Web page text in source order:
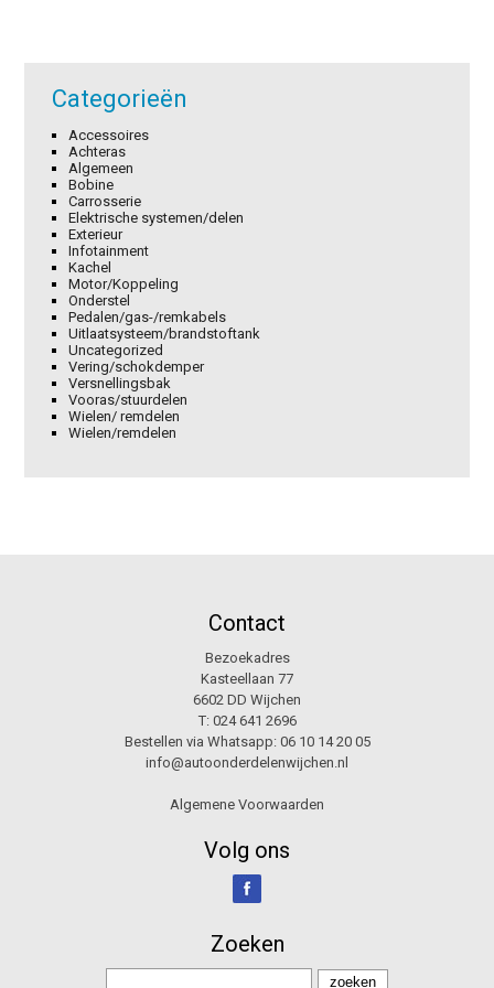
Categorieën
Accessoires
Achteras
Algemeen
Bobine
Carrosserie
Elektrische systemen/delen
Exterieur
Infotainment
Kachel
Motor/Koppeling
Onderstel
Pedalen/gas-/remkabels
Uitlaatsysteem/brandstoftank
Uncategorized
Vering/schokdemper
Versnellingsbak
Vooras/stuurdelen
Wielen/ remdelen
Wielen/remdelen
Contact
Bezoekadres
Kasteellaan 77
6602 DD Wijchen
T: 024 641 2696
Bestellen via Whatsapp: 06 10 14 20 05
info@autoonderdelenwijchen.nl
Algemene Voorwaarden
Volg ons
Zoeken